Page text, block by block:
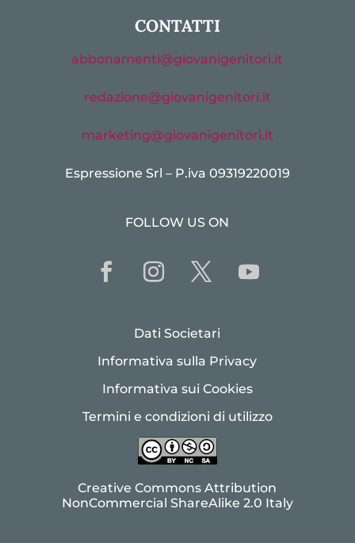
CONTATTI
abbonamenti@giovanigenitori.it
redazione@giovanigenitori.it
marketing@giovanigenitori.it
Espressione Srl – P.iva 09319220019
FOLLOW US ON
Dati Societari
Informativa sulla Privacy
Informativa sui Cookies
Termini e condizioni di utilizzo
Creative Commons Attribution
NonCommercial ShareAlike 2.0 Italy